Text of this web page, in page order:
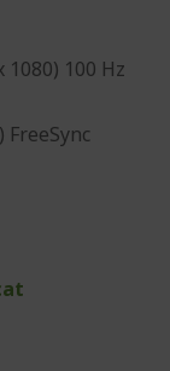
1080) 100 Hz
FreeSync